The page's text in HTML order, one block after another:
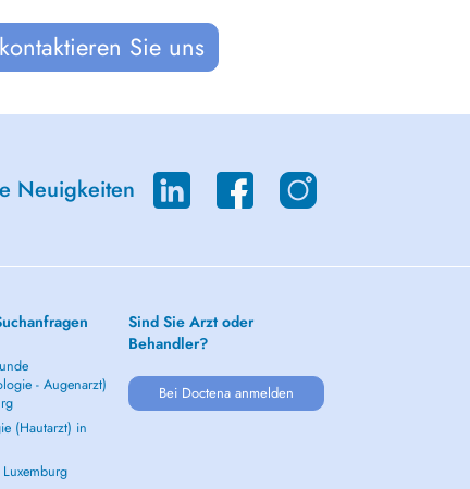
Sie uns
Neuigkeiten
- Augenarzt)
(Hautarzt) in
Sind Sie Arzt oder
Behandler?
Bei Doctena anmelden